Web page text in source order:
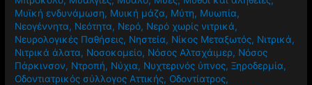
Μυϊκή ενδυνάμωση, Μυική μάζα, Μύτη, Μυωπία,
Νεογέννητα, Νεότητα, Νερό, Νερό χωρίς νιτρικά,
Νευρολογικές Παθήσεις, Νηστεία, Νίκος Μεταξωτός, Νιτρικά,
Νιτρικά άλατα, Νοσοκομείο, Νόσος Αλτσχάιμερ, Νόσος
Πάρκινσον, Ντροπή, Νύχια, Νυχτερινός ύπνος,Ξηροδερμία,
Οδοντιατρικός σύλλογος Αττικής, Οδοντίατρος,